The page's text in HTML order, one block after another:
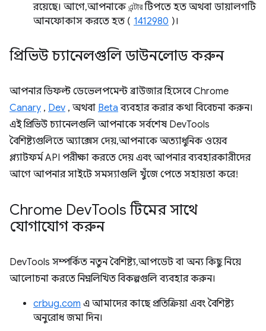
রয়েছে। আগে, আপনাকেএন্টারটিপতে হত অথবা ডায়ালগটি
আনফোকাস করতে হত ( 1412980 )।
প্রিভিউ চ্যানেলগুলি ডাউনলোড করুন
আপনার ডিফল্ট ডেভেলপমেন্ট ব্রাউজার হিসেবে Chrome
Canary , Dev , অথবা Beta ব্যবহার করার কথা বিবেচনা করুন।
এই প্রিভিউ চ্যানেলগুলি আপনাকে সর্বশেষ DevTools
বৈশিষ্ট্যগুলিতে অ্যাক্সেস দেয়, আপনাকে অত্যাধুনিক ওয়েব
প্ল্যাটফর্ম API পরীক্ষা করতে দেয় এবং আপনার ব্যবহারকারীদের
আগে আপনার সাইটে সমস্যাগুলি খুঁজে পেতে সহায়তা করে!
Chrome DevTools টিমের সাথে
যোগাযোগ করুন
DevTools সম্পর্কিত নতুন বৈশিষ্ট্য, আপডেট বা অন্য কিছু নিয়ে
আলোচনা করতে নিম্নলিখিত বিকল্পগুলি ব্যবহার করুন।
crbug.com এ আমাদের কাছে প্রতিক্রিয়া এবং বৈশিষ্ট্য
অনুরোধ জমা দিন।